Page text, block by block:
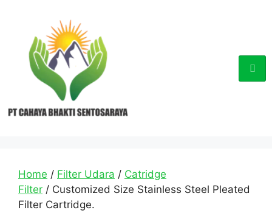
Home / Filter Udara / Catridge
Filter / Customized Size Stainless Steel Pleated
Filter Cartridge.